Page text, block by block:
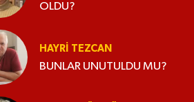
OLDU?
HAYRI TEZCAN
BUNLAR UNUTULDU MU?